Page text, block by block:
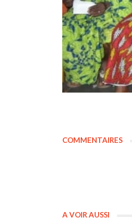
COMMENTAIRES
A VOIR AUSSI